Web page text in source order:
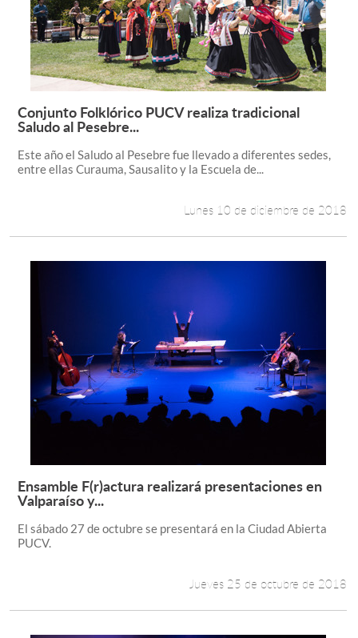
Leer más +
Conjunto Folklórico PUCV realiza tradicional
Saludo al Pesebre...
Este año el Saludo al Pesebre fue llevado a diferentes sedes,
entre ellas Curauma, Sausalito y la Escuela de...
Lunes 10 de diciembre de 2018
Leer más +
Ensamble F(r)actura realizará presentaciones en
Valparaíso y...
El sábado 27 de octubre se presentará en la Ciudad Abierta
PUCV.
Jueves 25 de octubre de 2018